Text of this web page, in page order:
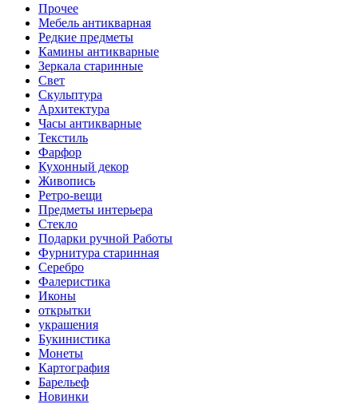
Прочее
Мебель антикварная
Редкие предметы
Камины антикварные
Зеркала старинные
Свет
Скульптура
Архитектура
Часы антикварные
Текстиль
Фарфор
Кухонный декор
Живопись
Ретро-вещи
Предметы интерьера
Стекло
Подарки ручной Работы
Фурнитура старинная
Серебро
Фалеристика
Иконы
открытки
украшения
Букинистика
Монеты
Картография
Барельеф
Новинки